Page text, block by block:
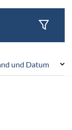
und Datum